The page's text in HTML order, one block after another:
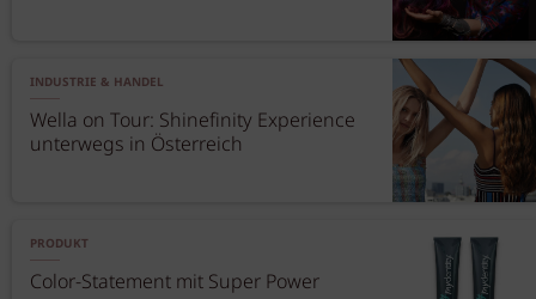
INDUSTRIE & HANDEL
Wella on Tour: Shinefinity Experience
unterwegs in Österreich
PRODUKT
Color-Statement mit Super Power